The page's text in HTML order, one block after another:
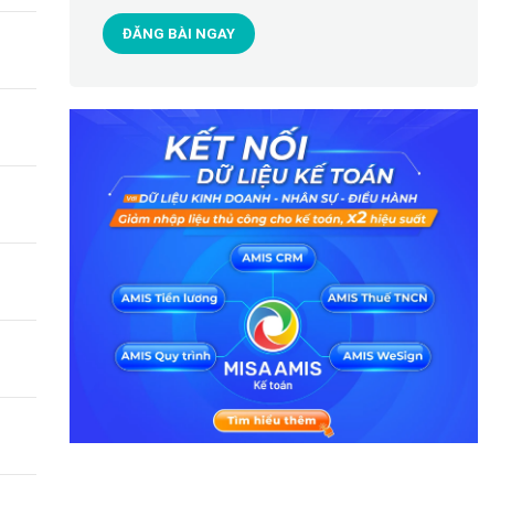
ĐĂNG BÀI NGAY